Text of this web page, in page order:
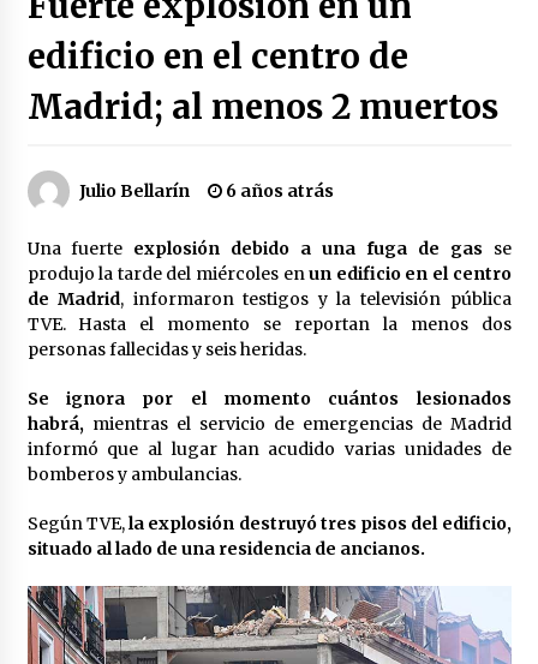
de Morena en la CDMX
SMN alerta por lluvias intensas, granizo y calor
extremo en gran parte de México
3 semanas atrás
Detienen a funcionario por presunto homicidio
del periodista Josué Martínez
3 semanas atrás
CNTE anuncia paso gratuito en peajes de CDMX
y acciones en 20 estados
2 meses atrás
Laura Itzel Castillo será la nueva secretaria de
las Mujeres, anuncia Sheinbaum
Sheinbaum descarta reunión entre CNTE y
Segob: «ya dimos nuestras propuestas»
edificio en el centro de
Madrid; al menos 2 muertos
Julio Bellarín 6 años atrás
Una fuerte explosión debido a una fuga de gas se
produjo la tarde del miércoles enun edificio en el centro
de Madrid, informaron testigos y la televisión pública
TVE. Hasta el momento se reportan la menos dos
personas fallecidas y seis heridas.
Se ignora por el momento cuántos lesionados
habrá, mientras el servicio de emergencias de Madrid
informó que al lugar han acudido varias unidades de
bomberos y ambulancias.
Según TVE,la explosión destruyó tres pisos del edificio,
situado al lado de una residencia de ancianos.